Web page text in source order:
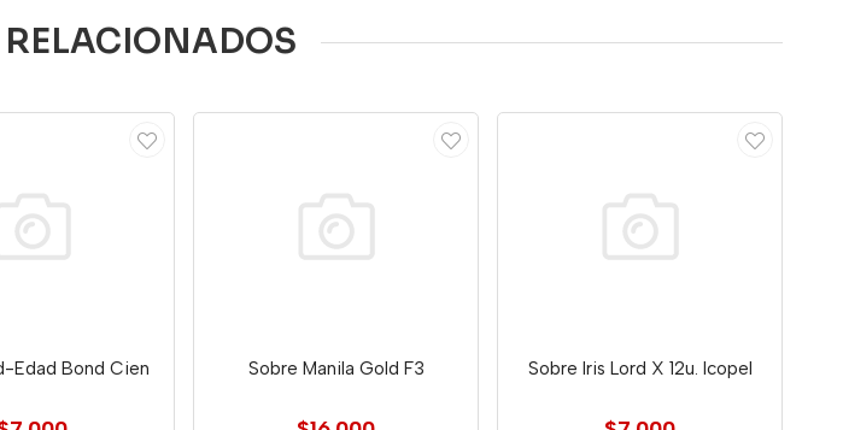
Edad Bond Cien Sobre Manila Gold F3 Sobre Iris Lord X 12u. Icopel